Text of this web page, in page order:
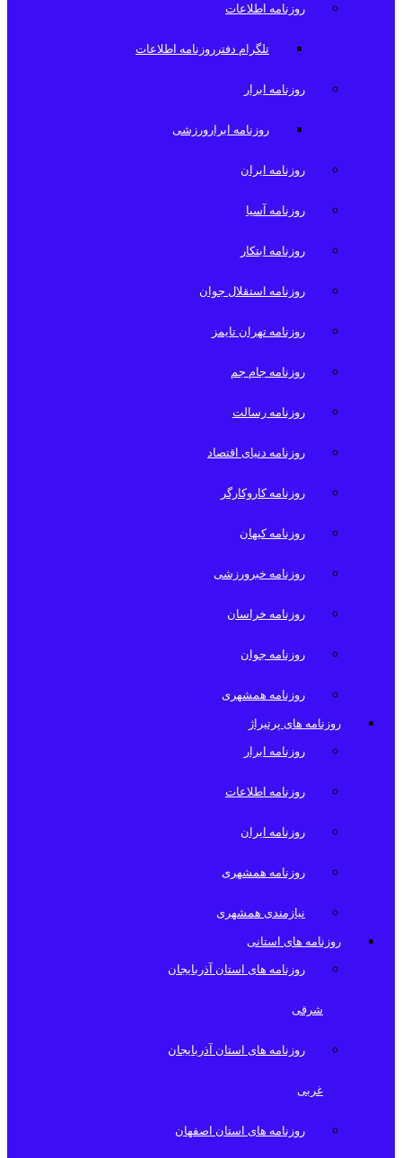
روزنامه اطلاعات
تلگرام دفترروزنامه اطلاعات
روزنامه ابرار
روزنامه ابرارورزشی
روزنامه ایران
روزنامه آسیا
روزنامه ابتکار
روزنامه استقلال جوان
روزنامه تهران تایمز
روزنامه جام جم
روزنامه رسالت
روزنامه دنیای اقتصاد
روزنامه کاروکارگر
روزنامه کیهان
روزنامه خبرورزشی
روزنامه خراسان
روزنامه جوان
روزنامه همشهری
روزنامه های پرتیراژ
روزنامه ابرار
روزنامه اطلاعات
روزنامه ایران
روزنامه همشهری
نیازمندی همشهری
روزنامه های استانی
روزنامه های استان آذربایجان
شرقی
روزنامه های استان آذربایجان
غربی
روزنامه های استان اصفهان